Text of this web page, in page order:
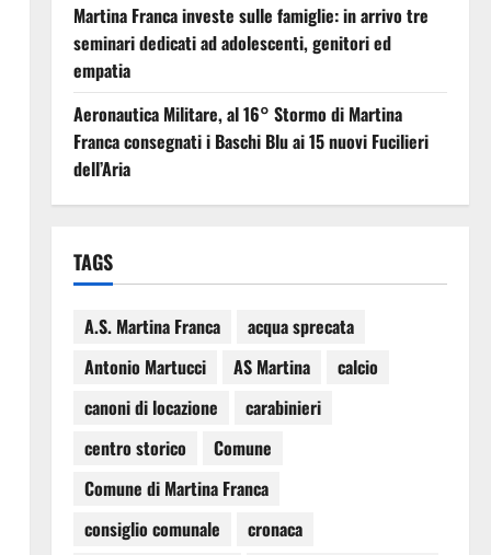
Martina Franca investe sulle famiglie: in arrivo tre
seminari dedicati ad adolescenti, genitori ed
empatia
Aeronautica Militare, al 16° Stormo di Martina
Franca consegnati i Baschi Blu ai 15 nuovi Fucilieri
dell’Aria
TAGS
A.S. Martina Franca
acqua sprecata
Antonio Martucci
AS Martina
calcio
canoni di locazione
carabinieri
centro storico
Comune
Comune di Martina Franca
consiglio comunale
cronaca